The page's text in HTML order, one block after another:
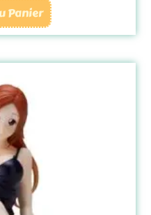
Panier